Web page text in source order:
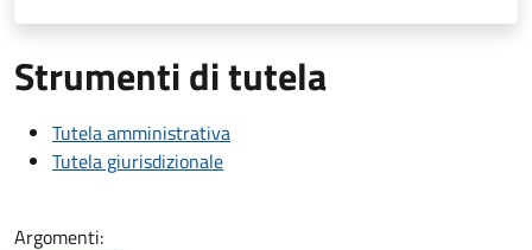
Strumenti di tutela
Tutela amministrativa
Tutela giurisdizionale
Argomenti: